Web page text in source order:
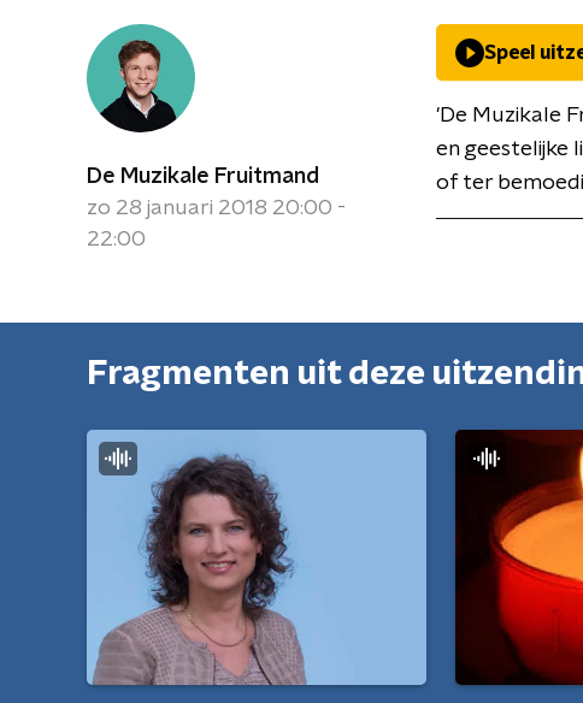
De Muzikale Fruitmand
zo 28 januari 2018 20:00 -
22:00
Speel
'De Muzikale
en geestelijke
of ter
Fragmenten uit deze